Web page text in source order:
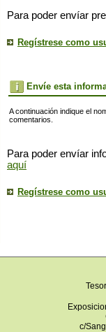
Para poder envíar
Regístrese como
Envíe esta
A continuación indique el
comentarios.
Para poder envíar
aquí
Regístrese como
c/